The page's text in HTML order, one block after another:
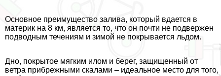
Основное преимущество залива, который вдается в
материк на 8 км, является то, что он почти не подвержен
подводным течениям и зимой не покрывается льдом.
Дно, покрытое мягким илом и берег, защищенный от
ветра прибрежными скалами – идеальное место для того,